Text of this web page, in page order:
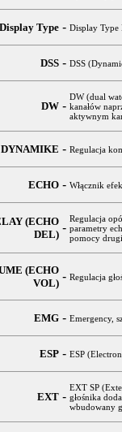
Display Type - Display Type
DSS - DSS
DW -
DW (dual
kanałów
aktywnym
DYNAMIKE - Regulacja
ECHO - Włącznik
(ECHO
DEL) -
Regulacja
parametry
pomocy
(ECHO
VOL) - Regulacja
EMG - Emergency,
ESP - ESP
EXT -
EXT SP
głośnika
wbudowany